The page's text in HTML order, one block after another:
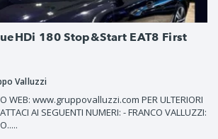
180 Stop&Start EAT8 First
Valluzzi
WEB: www.gruppovalluzzi.com PER ULTERIORI
AI SEGUENTI NUMERI: - FRANCO VALLUZZI: